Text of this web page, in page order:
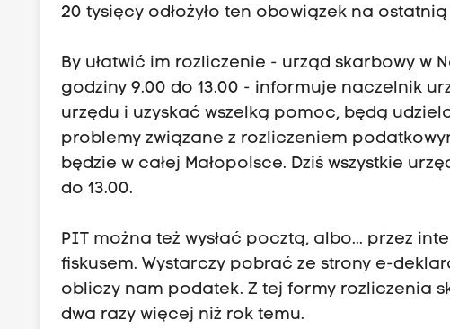
20 tysięcy odłożyło ten obowiązek na
By ułatwić im rozliczenie - urząd skarbowy w
godziny 9.00 do 13.00 - informuje naczelnik
urzędu i uzyskać wszelką pomoc, będą
problemy związane z rozliczeniem
będzie w całej Małopolsce. Dziś wszystkie
do 13.00.
PIT można też wysłać pocztą, albo... przez
fiskusem. Wystarczy pobrać ze strony e-
obliczy nam podatek. Z tej formy rozliczenia
dwa razy więcej niż rok temu.